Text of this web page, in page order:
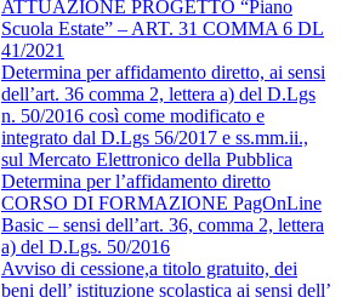
ATTUAZIONE PROGETTO “Piano
Scuola Estate” – ART. 31 COMMA 6 DL
41/2021
Determina per affidamento diretto, ai sensi
dell’art. 36 comma 2, lettera a) del D.Lgs
n. 50/2016 così come modificato e
integrato dal D.Lgs 56/2017 e ss.mm.ii.,
sul Mercato Elettronico della Pubblica
Determina per l’affidamento diretto
CORSO DI FORMAZIONE PagOnLine
Basic – sensi dell’art. 36, comma 2, lettera
a) del D.Lgs. 50/2016
Avviso di cessione,a titolo gratuito, dei
beni dell’ istituzione scolastica ai sensi dell’